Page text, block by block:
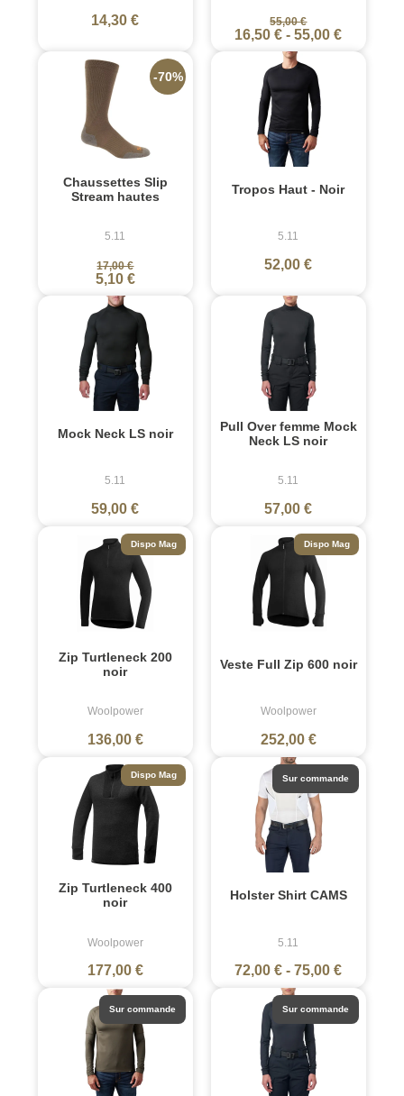
14,30 € 55,00 €
16,50 € -55,00 €
Chaussettes Slip
Stream hautes
5.11
17,00 €
5,10 €
-70%
Tropos Haut - Noir
5.11
52,00 €
Mock Neck LS noir
5.11
59,00 €
Pull Over femme Mock
Neck LS noir
5.11
57,00 €
Zip Turtleneck 200
noir
Woolpower
136,00 €
Dispo Mag
Veste Full Zip 600 noir
Woolpower
252,00 €
Dispo Mag
Zip Turtleneck 400
noir
Woolpower
177,00 €
Dispo Mag
Holster Shirt CAMS
5.11
72,00 € -75,00 €
Sur commande
Sur commande Sur commande